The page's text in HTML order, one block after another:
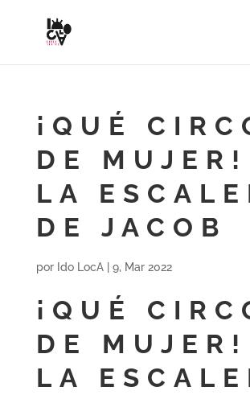
¡QUÉ
DE MUJER!
LA
DE JACOB
por Ido LocA| 9, Mar 2022
¡QUÉ
DE MUJER!
LA